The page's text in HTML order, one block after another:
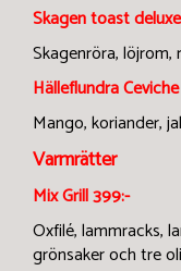
Skagen toast
Skagenröra,
Hälleflundra
Mango, koriander,
Varmrätter
Mix Grill 399:-
Oxfilé, lammracks,
grönsaker och tre